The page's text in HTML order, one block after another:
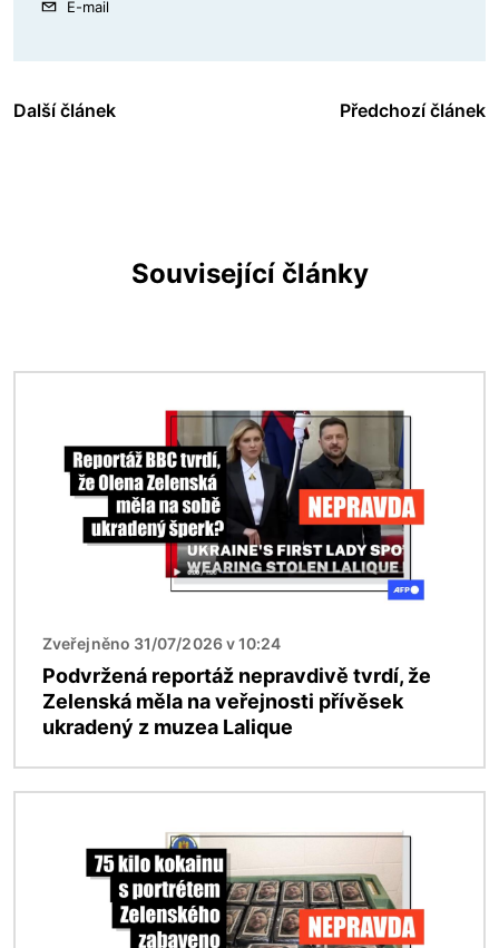
E-mail
Další článek Předchozí článek
Související články
Zveřejněno 31/07/2026 v 10:24
Podvržená reportáž nepravdivě tvrdí, že
Zelenská měla na veřejnosti přívěsek
ukradený z muzea Lalique